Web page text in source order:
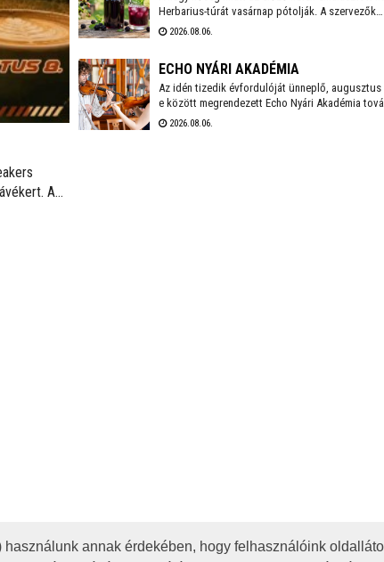
annak érdekében, hogy felhasználóink
A
az
Herbarius-túrát vasárnap pótolják. A szervezők
augusztus 9-én várnak mindenkit, aki szívesen
Lencsés Rita gyógynövényszakértő vezetésével. A
túra Nadapról indul, a részvételhez ezúttal is
bejelentkezést kérnek a szokásos
2026.08.06.
ECHO NYÁRI AKADÉMIA
Az idén tizedik évfordulóját ünneplő, augusztus
e között megrendezett Echo Nyári Akadémia
is sokkal többet kínál, mint egy hagyományos
2026.08.06.
JOGI NYILATKOZAT IMPRESSZUM